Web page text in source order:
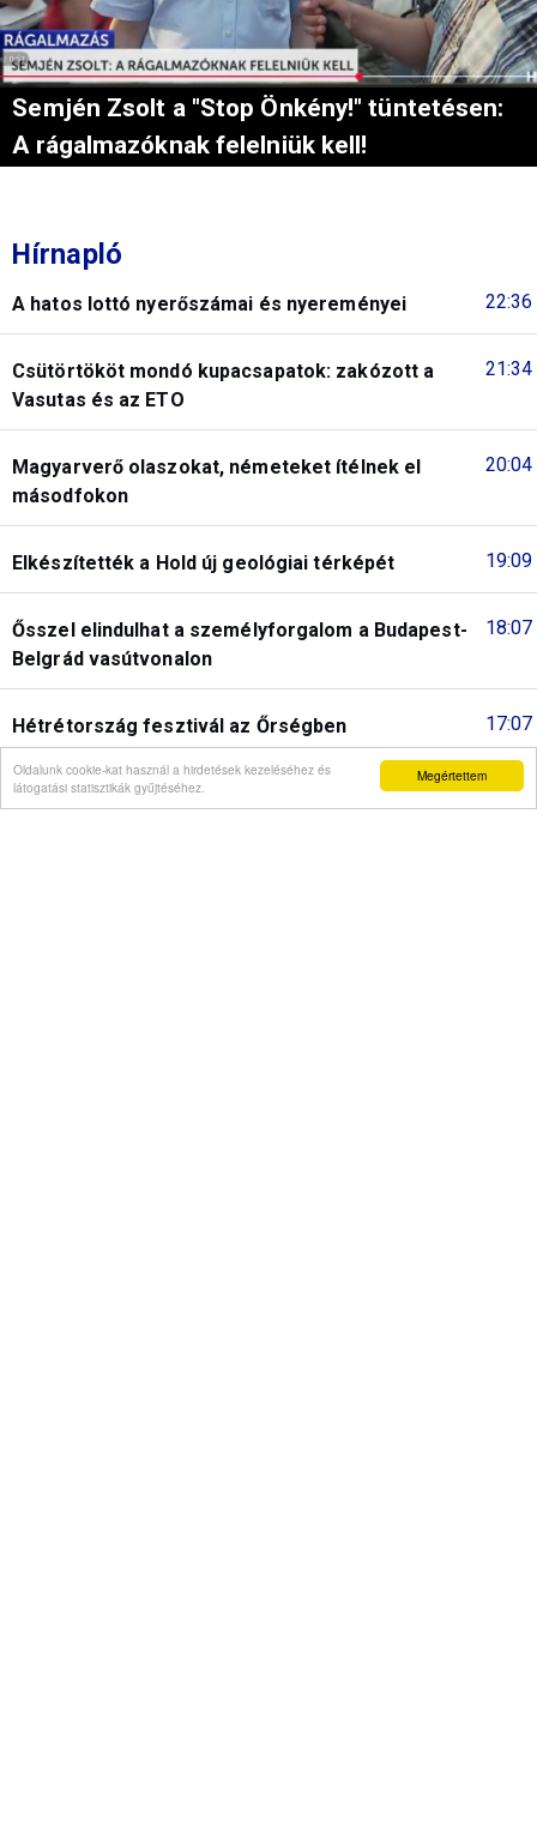
Megértettem
Oldalunk cookie-kat használ a hirdetések kezeléséhez és
látogatási statisztikák gyűjtéséhez.
Semjén Zsolt a "Stop Önkény!" tüntetésen:
A rágalmazóknak felelniük kell!
Hírnapló
22:36
A hatos lottó nyerőszámai és nyereményei
21:34
Csütörtököt mondó kupacsapatok: zakózott a
Vasutas és az ETO
20:04
Magyarverő olaszokat, németeket ítélnek el
másodfokon
19:09
Elkészítették a Hold új geológiai térképét
18:07
Ősszel elindulhat a személyforgalom a Budapest-
Belgrád vasútvonalon
17:07
Hétrétország fesztivál az Őrségben
16:04
XIV. Leó pápa a hagyományok elárulásáról